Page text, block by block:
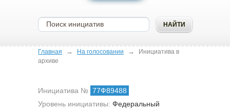
Главная → На голосовании →
Инициатива в
архиве
Инициатива № 77Ф89488
Уровень инициативы: Федеральный